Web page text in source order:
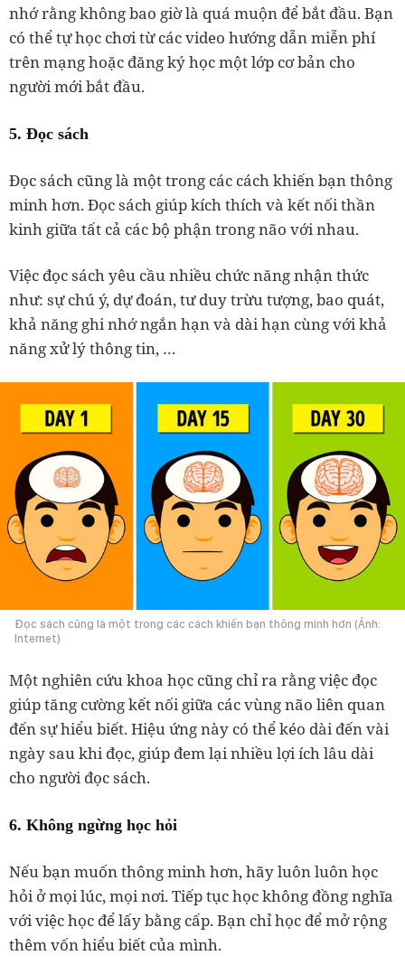
nhớ rằng không bao giờ là quá muộn để bắt đầu. Bạn
có thể tự học chơi từ các video hướng dẫn miễn phí
trên mạng hoặc đăng ký học một lớp cơ bản cho
người mới bắt đầu.
5. Đọc sách
Đọc sách cũng là một trong các cách khiến bạn thông
minh hơn. Đọc sách giúp kích thích và kết nối thần
kinh giữa tất cả các bộ phận trong não với nhau.
Việc đọc sách yêu cầu nhiều chức năng nhận thức
như: sự chú ý, dự đoán, tư duy trừu tượng, bao quát,
khả năng ghi nhớ ngắn hạn và dài hạn cùng với khả
năng xử lý thông tin, …
Đọc sách cũng là một trong các cách khiến bạn thông minh hơn (Ảnh:
Internet)
Một nghiên cứu khoa học cũng chỉ ra rằng việc đọc
giúp tăng cường kết nối giữa các vùng não liên quan
đến sự hiểu biết. Hiệu ứng này có thể kéo dài đến vài
ngày sau khi đọc, giúp đem lại nhiều lợi ích lâu dài
cho người đọc sách.
6. Không ngừng học hỏi
Nếu bạn muốn thông minh hơn, hãy luôn luôn học
hỏi ở mọi lúc, mọi nơi. Tiếp tục học không đồng nghĩa
với việc học để lấy bằng cấp. Bạn chỉ học để mở rộng
thêm vốn hiểu biết của mình.